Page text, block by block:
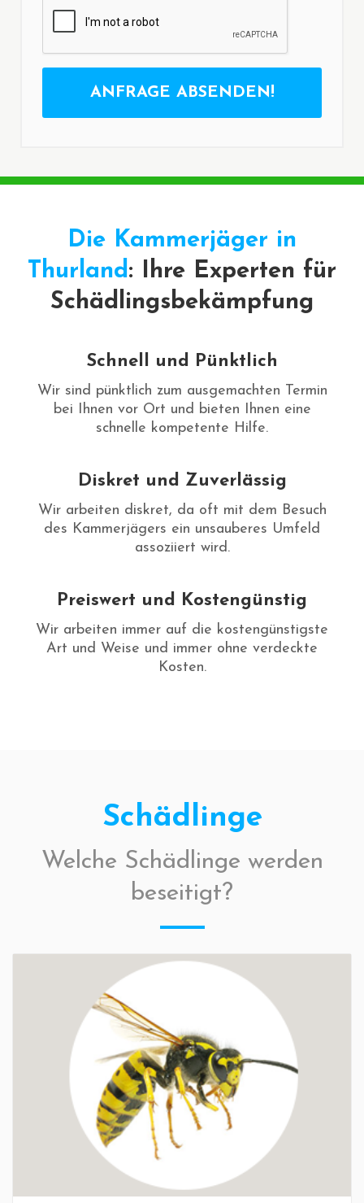
ANFRAGE ABSENDEN!
Die Kammerjäger in
Thurland: Ihre Experten für
Schädlingsbekämpfung
Schnell und Pünktlich
Wir sind pünktlich zum ausgemachten Termin
bei Ihnen vor Ort und bieten Ihnen eine
schnelle kompetente Hilfe.
Diskret und Zuverlässig
Wir arbeiten diskret, da oft mit dem Besuch
des Kammerjägers ein unsauberes Umfeld
assoziiert wird.
Preiswert und Kostengünstig
Wir arbeiten immer auf die kostengünstigste
Art und Weise und immer ohne verdeckte
Kosten.
Schädlinge
Welche Schädlinge werden
beseitigt?